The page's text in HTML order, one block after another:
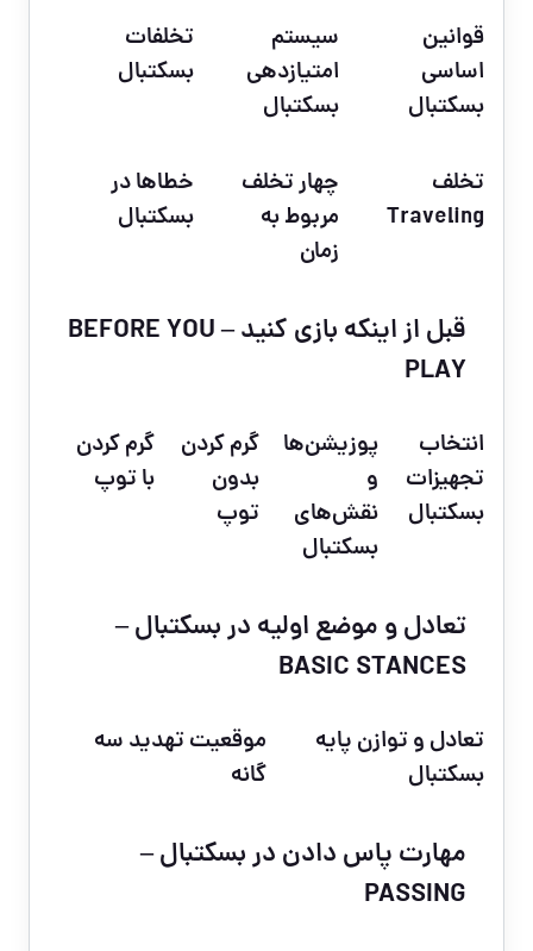
قوانین
اساسی
بسکتبال
سیستم
امتیازدهی
بسکتبال
تخلفات
بسکتبال
تخلف
Traveling
چهار تخلف
مربوط به
زمان
خطاها در
بسکتبال
قبل از اینکه بازی کنید – BEFORE YOU
PLAY
انتخاب
تجهیزات
بسکتبال
پوزیشن‌ها
و
نقش‌های
بسکتبال
گرم کردن
بدون
توپ
گرم کردن
با توپ
تعادل و موضع اولیه در بسکتبال –
BASIC STANCES
تعادل و توازن پایه
بسکتبال
موقعیت تهدید سه
گانه
مهارت پاس دادن در بسکتبال –
PASSING